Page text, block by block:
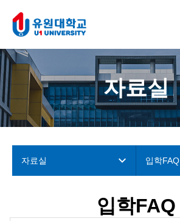
자료실
자료실 입학FAQ
입학FAQ